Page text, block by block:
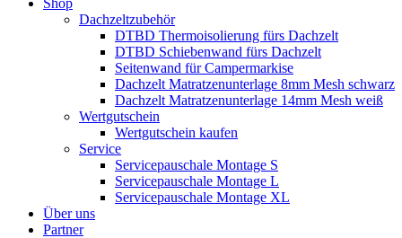
Shop
Dachzeltzubehör
DTBD Thermoisolierung fürs Dachzelt
DTBD Schiebenwand fürs Dachzelt
Seitenwand für Campermarkise
Dachzelt Matratzenunterlage 8mm Mesh schwarz
Dachzelt Matratzenunterlage 14mm Mesh weiß
Wertgutschein
Wertgutschein kaufen
Service
Servicepauschale Montage S
Servicepauschale Montage L
Servicepauschale Montage XL
Über uns
Partner